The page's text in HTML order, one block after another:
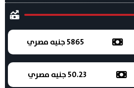
5865 جنيه مصري
50.23 جنيه مصري